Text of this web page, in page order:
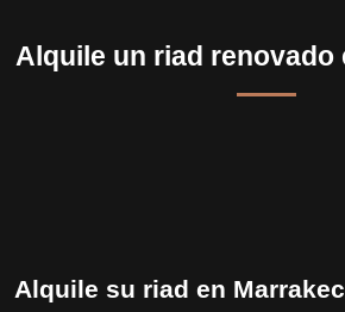
Alquile un riad renovado
Alquile su riad en